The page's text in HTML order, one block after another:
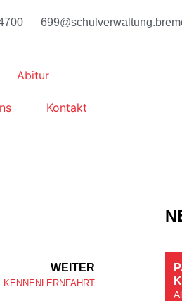
Abitur
Kontakt
WEITER
KENNENLERNFAHRT​